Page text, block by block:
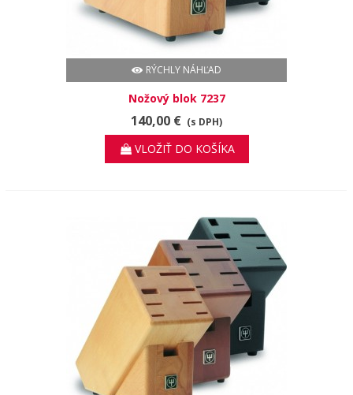
RÝCHLY NÁHĽAD
Nožový blok 7237
140,00 € (s DPH)
VLOŽIŤ DO KOŠÍKA